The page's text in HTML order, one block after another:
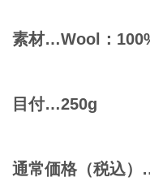
素材…Wool：
目付…250g
通常価格（税込